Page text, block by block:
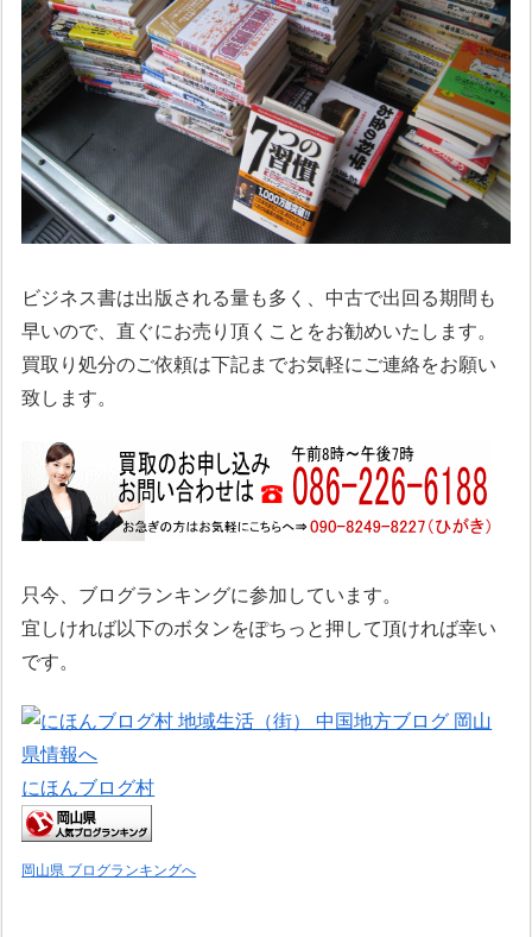
ビジネス書は出版される量も多く、中古で出回る期間も
早いので、直ぐにお売り頂くことをお勧めいたします。
買取り処分のご依頼は下記までお気軽にご連絡をお願い
致します。
只今、ブログランキングに参加しています。
宜しければ以下のボタンをぽちっと押して頂ければ幸い
です。
にほんブログ村
岡山県 ブログランキングへ